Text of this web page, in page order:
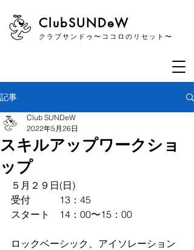
​ClubSUNDeW
クラブサンドゥ〜ココロのリセット〜
記事
スキルアップワークショ
ップ
Club SUNDeW
2022年5月26日
５月２９日(日)
受付　　　13：45
スタート　14：00〜15：00
ロックベーシック、アイソレーション